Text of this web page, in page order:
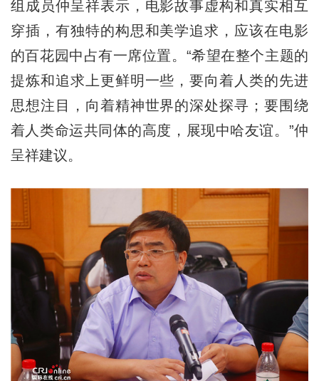
组成员仲呈祥表示，电影故事虚构和真实相互
穿插，有独特的构思和美学追求，应该在电影
的百花园中占有一席位置。“希望在整个主题的
提炼和追求上更鲜明一些，要向着人类的先进
思想注目，向着精神世界的深处探寻；要围绕
着人类命运共同体的高度，展现中哈友谊。”仲
呈祥建议。